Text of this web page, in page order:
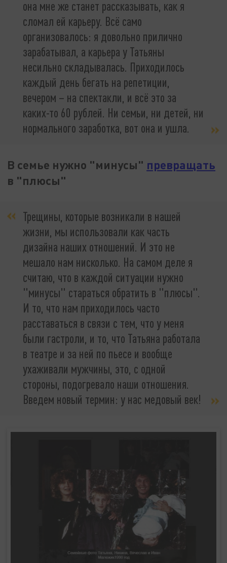
она мне же станет рассказывать, как я
сломал ей карьеру. Всё само
организовалось: я довольно прилично
зарабатывал, а карьера у Татьяны
несильно складывалась. Приходилось
каждый день бегать на репетиции,
вечером – на спектакли, и всё это за
каких-то 60 рублей. Ни семьи, ни детей, ни
нормального заработка, вот она и ушла.
В семье нужно "минусы" превращать
в "плюсы"
Трещины, которые возникали в нашей
жизни, мы использовали как часть
дизайна наших отношений. И это не
мешало нам нисколько. На самом деле я
считаю, что в каждой ситуации нужно
"минусы" стараться обратить в "плюсы".
И то, что нам приходилось часто
расставаться в связи с тем, что у меня
были гастроли, и то, что Татьяна работала
в театре и за ней по пьесе и вообще
ухаживали мужчины, это, с одной
стороны, подогревало наши отношения.
Введем новый термин: у нас медовый век!